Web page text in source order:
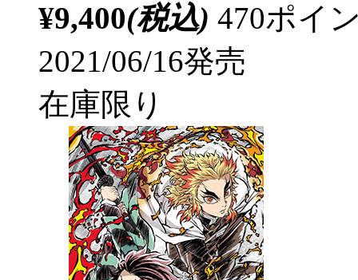
¥9,400(税込) 470ポイ
2021/06/16発売
在庫限り